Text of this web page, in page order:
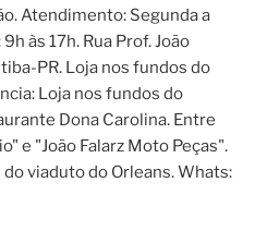
Atendimento: Segunda a
às 17h. Rua Prof. João
PR. Loja nos fundos do
Loja nos fundos do
Dona Carolina. Entre
e "João Falarz Moto Peças".
viaduto do Orleans. Whats: